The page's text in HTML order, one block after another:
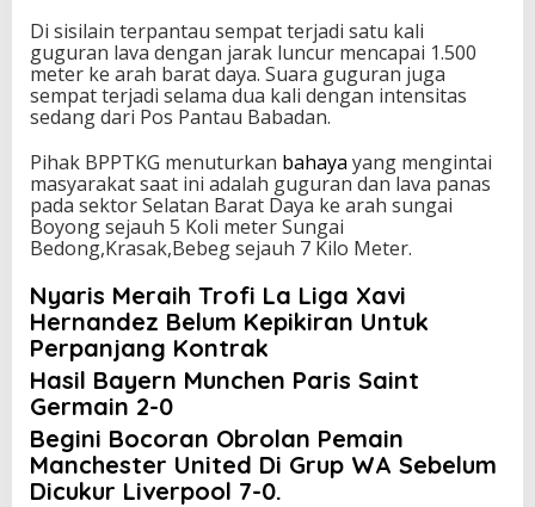
Di sisilain terpantau sempat terjadi satu kali
guguran lava dengan jarak luncur mencapai 1.500
meter ke arah barat daya. Suara guguran juga
sempat terjadi selama dua kali dengan intensitas
sedang dari Pos Pantau Babadan.
Pihak BPPTKG menuturkan bahaya yang mengintai
masyarakat saat ini adalah guguran dan lava panas
pada sektor Selatan Barat Daya ke arah sungai
Boyong sejauh 5 Koli meter Sungai
Bedong,Krasak,Bebeg sejauh 7 Kilo Meter.
Nyaris Meraih Trofi La Liga Xavi
Hernandez Belum Kepikiran Untuk
Perpanjang Kontrak
Hasil Bayern Munchen Paris Saint
Germain 2-0
Begini Bocoran Obrolan Pemain
Manchester United Di Grup WA Sebelum
Dicukur Liverpool 7-0.